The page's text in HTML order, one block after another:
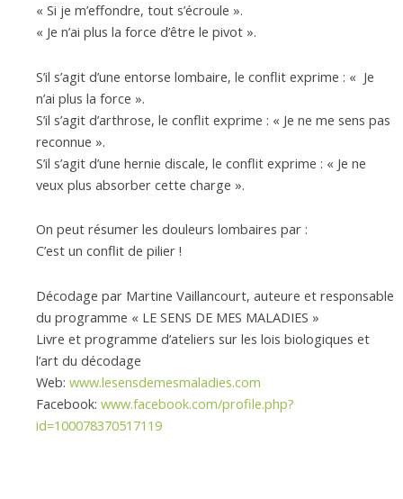
« Si je m’effondre, tout s’écroule ».
« Je n’ai plus la force d’être le pivot ».
S’il s’agit d’une entorse lombaire, le conflit exprime : « Je
n’ai plus la force ».
S’il s’agit d’arthrose, le conflit exprime : « Je ne me sens pas
reconnue ».
S’il s’agit d’une hernie discale, le conflit exprime : « Je ne
veux plus absorber cette charge ».
On peut résumer les douleurs lombaires par :
C’est un conflit de pilier !
Décodage par Martine Vaillancourt, auteure et responsable
du programme « LE SENS DE MES MALADIES »
Livre et programme d’ateliers sur les lois biologiques et
l’art du décodage
Web: www.lesensdemesmaladies.com
Facebook: www.facebook.com/profile.php?
id=100078370517119